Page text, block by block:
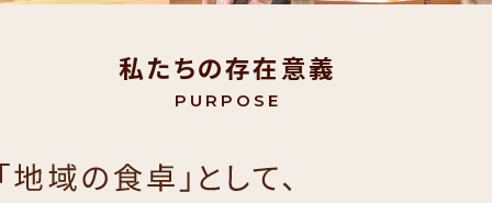
私たちの存在意義
PURPOSE